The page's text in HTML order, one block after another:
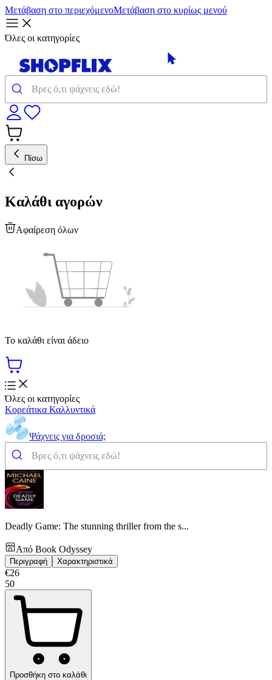
Μετάβαση στο περιεχόμενοΜετάβαση στο κυρίως μενού
Όλες οι κατηγορίες
Πίσω
Καλάθι αγορών
Αφαίρεση όλων
Το καλάθι είναι άδειο
Όλες οι κατηγορίες
Κορεάτικα Καλλυντικά
Ψάχνεις για δροσιά;
Deadly Game: The stunning thriller from the s...
Από Book Odyssey
Περιγραφή Χαρακτηριστικά
€26
50
Προσθήκη στο καλάθι